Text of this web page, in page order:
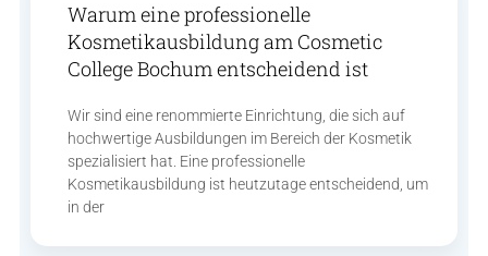
Warum eine professionelle
Kosmetikausbildung am Cosmetic
College Bochum entscheidend ist
Wir sind eine renommierte Einrichtung, die sich auf
hochwertige Ausbildungen im Bereich der Kosmetik
spezialisiert hat. Eine professionelle
Kosmetikausbildung ist heutzutage entscheidend, um
in der